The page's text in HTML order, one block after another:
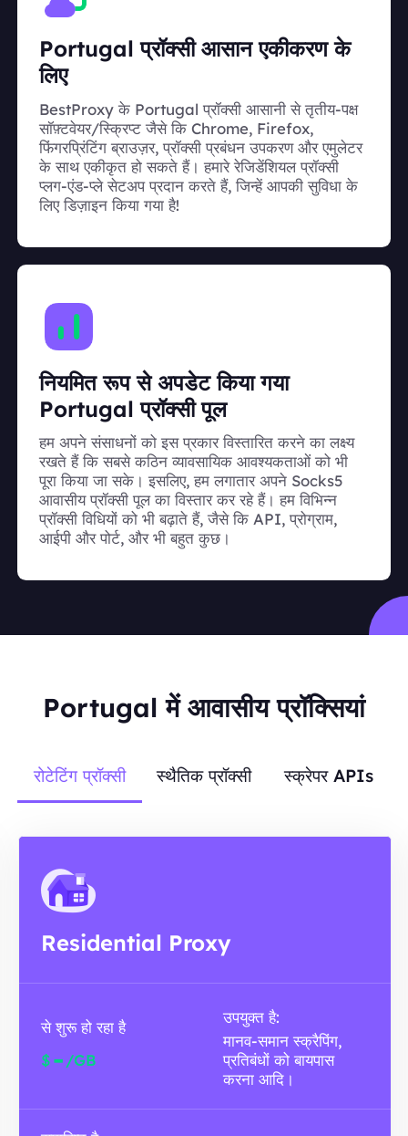
Portugal प्रॉक्सी आसान एकीकरण के
लिए
BestProxy के Portugal प्रॉक्सी आसानी से तृतीय-पक्ष
सॉफ़्टवेयर/स्क्रिप्ट जैसे कि Chrome, Firefox,
फिंगरप्रिंटिंग ब्राउज़र, प्रॉक्सी प्रबंधन उपकरण और एमुलेटर
के साथ एकीकृत हो सकते हैं। हमारे रेजिडेंशियल प्रॉक्सी
प्लग-एंड-प्ले सेटअप प्रदान करते हैं, जिन्हें आपकी सुविधा के
लिए डिज़ाइन किया गया है!
नियमित रूप से अपडेट किया गया
Portugal प्रॉक्सी पूल
हम अपने संसाधनों को इस प्रकार विस्तारित करने का लक्ष्य
रखते हैं कि सबसे कठिन व्यावसायिक आवश्यकताओं को भी
पूरा किया जा सके। इसलिए, हम लगातार अपने Socks5
आवासीय प्रॉक्सी पूल का विस्तार कर रहे हैं। हम विभिन्न
प्रॉक्सी विधियों को भी बढ़ाते हैं, जैसे कि API, प्रोग्राम,
आईपी और पोर्ट, और भी बहुत कुछ।
Portugal में आवासीय प्रॉक्सियां
रोटेटिंग प्रॉक्सी स्थैतिक प्रॉक्सी स्क्रेपर APIs
Residential Proxy
से शुरू हो रहा है
$- /GB
उपयुक्त है:
मानव-समान स्क्रैपिंग,
प्रतिबंधों को बायपास
करना आदि।